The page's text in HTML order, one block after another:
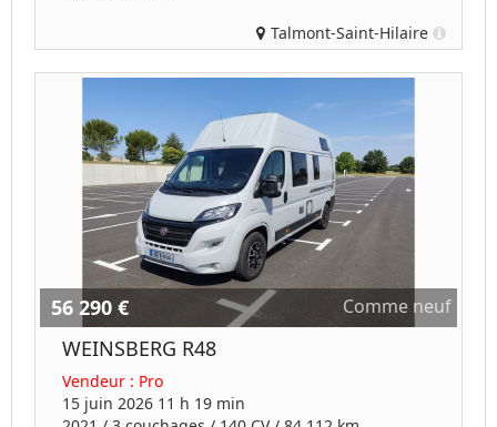
Talmont-Saint-Hilaire
56 290 € Comme neuf
WEINSBERG R48
Vendeur : Pro
15 juin 2026 11 h 19 min